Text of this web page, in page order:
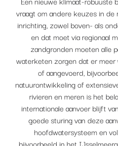
vraagt om andere keuzes in
inrichting, zowel boven- als
en dat moet via regionaal
zandgronden moeten alle
waterketen zorgen dat er
of aangevoerd,
natuurontwikkeling of
rivieren en meren is het
internationale aanvoer blijft
goede sturing van deze
hoofdwatersysteem en
bijvoorbeeld in het